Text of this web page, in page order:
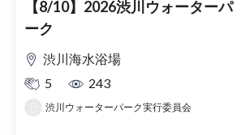
【8/10】2026渋川ウォーターパ
ーク
渋川海水浴場
5
243
渋川ウォーターパーク実行委員会